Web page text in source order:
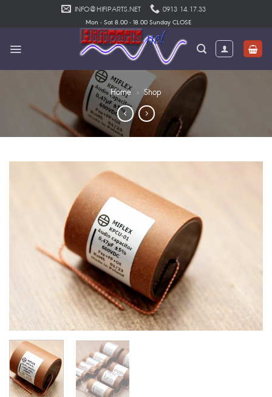
INFO@HIFIPARTS.NET 0913 14.17.33
Mon - Sat 8.00 - 18.00 Sunday CLOSE
Home » Shop